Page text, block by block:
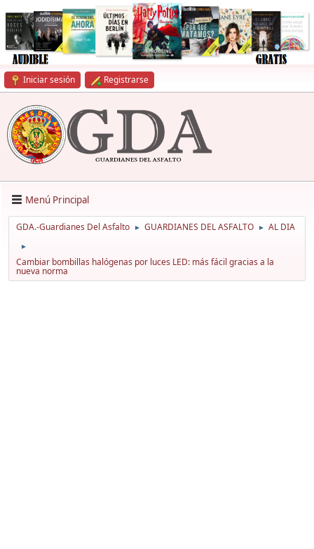
Iniciar sesión Registrarse
Menú Principal
GDA.-Guardianes Del Asfalto ► GUARDIANES DEL ASFALTO ► AL DIA
►
Cambiar bombillas halógenas por luces LED: más fácil gracias a la
nueva norma